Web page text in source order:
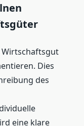
Wirtschaftsgut
Dies
des
eine klare